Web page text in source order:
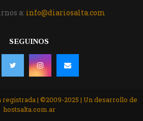
a: info@diariosalta.com
SEGUINOS
registrada | ©2009-2025 | Un desarrollo de
hostsalta.com.ar